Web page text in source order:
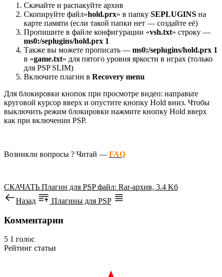
Скачайте и распакуйте архив
Скопируйте файл»hold.prx» в папку SEPLUGINS на
карте памяти (если такой папки нет — создайте её)
Пропишите в файле конфигурации «vsh.txt» строку —
ms0:/seplugins/hold.prx 1
Также вы можете прописать — ms0:/seplugins/hold.prx 1
в «game.txt» для пятого уровня яркости в играх (только
для PSP SLIM)
Включите плагин в Recovery menu
Для блокировки кнопок при просмотре видео: направьте
круговой курсор вверх и опустите кнопку Hold вниз. Чтобы
выключить режим блокировки нажмите кнопку Hold вверх
как при включении PSP.
Возникли вопросы ? Читай — FAQ
СКАЧАТЬ Плагин для PSP файл: Rar-архив, 3.4 Kб
Назад
Плагины для PSP
Комментарии
5 1 голос
Рейтинг статьи